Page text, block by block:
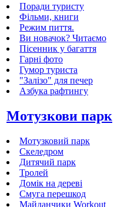
Поради туристу
Фільми, книги
Режим пиття.
Ви новачок? Читаємо
Пісенник у багаття
Гарні фото
Гумор туриста
"Залізо" для печер
Азбука рафтингу
Мотузкови парк
Мотузковий парк
Скеледром
Дитячий парк
Тролей
Домік на дереві
Смуга перешкод
Майданчики Workout